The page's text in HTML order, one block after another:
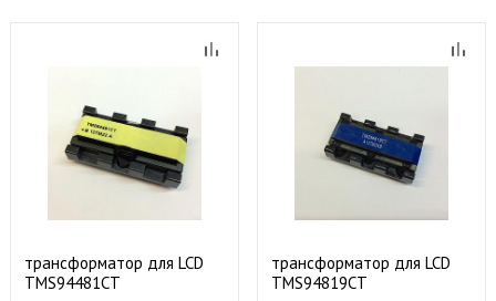
трансформатор для LCD
TMS94481CT
трансформатор для LCD
TMS94819CT